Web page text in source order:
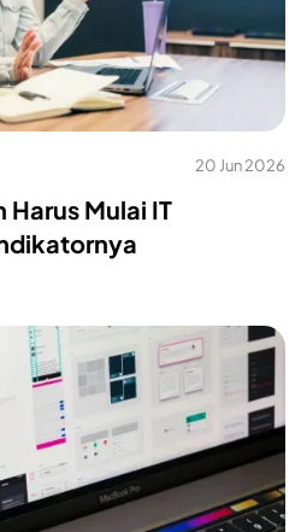
20 Jun 2026
Harus Mulai IT